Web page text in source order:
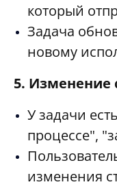
который
Задача
новому
5. Изменение
У задачи
процессе",
изменения